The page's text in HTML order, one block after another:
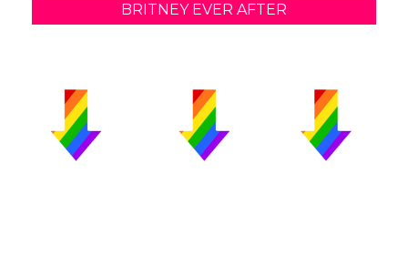
BRITNEY EVER AFTER